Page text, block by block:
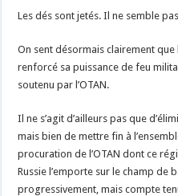
Les dés sont jetés. Il ne semble
On sent désormais clairement
renforcé sa puissance de feu
soutenu par l’OTAN.
Il ne s’agit d’ailleurs pas que
mais bien de mettre fin à
procuration de l’OTAN dont ce
Russie l’emporte sur le champ de
progressivement, mais compte